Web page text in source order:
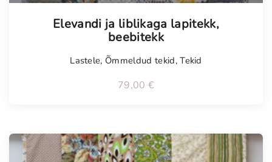
Elevandi ja liblikaga lapitekk,
beebitekk
Lastele, Õmmeldud tekid,Tekid
79,00 €